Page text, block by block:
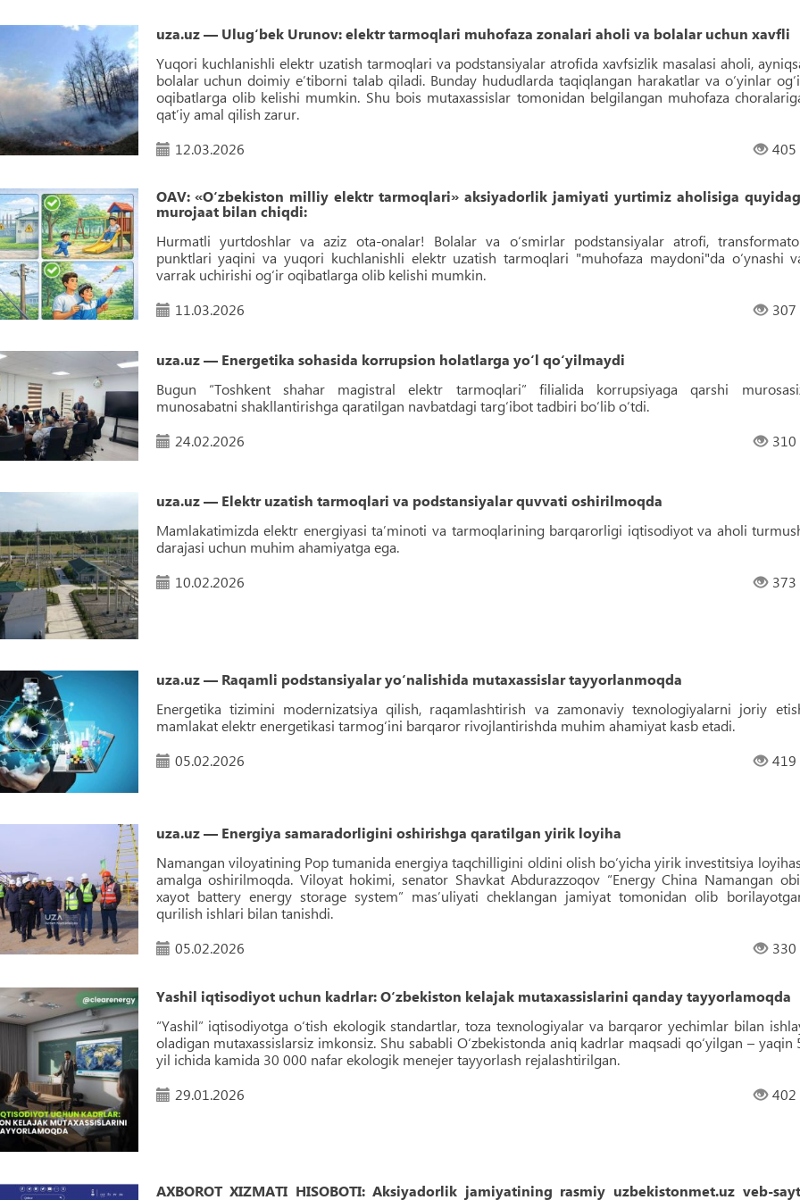
uza.uz — Ulug‘bek Urunov: elektr tarmoqlari muhofaza zonalari aholi va bolalar uchun xavfli
Yuqori kuchlanishli elektr uzatish tarmoqlari va podstansiyalar atrofida xavfsizlik masalasi aholi,
bolalar uchun doimiy e’tiborni talab qiladi. Bunday hududlarda taqiqlangan harakatlar va o‘yinlar
oqibatlarga olib kelishi mumkin. Shu bois mutaxassislar tomonidan belgilangan muhofaza
qat’iy amal qilish zarur.
12.03.2026
405
OAV: «O‘zbekiston milliy elektr tarmoqlari» aksiyadorlik jamiyati yurtimiz aholisiga
murojaat bilan chiqdi:
Hurmatli yurtdoshlar va aziz ota-onalar! Bolalar va o‘smirlar podstansiyalar atrofi,
punktlari yaqini va yuqori kuchlanishli elektr uzatish tarmoqlari "muhofaza maydoni"da o‘ynashi
varrak uchirishi og‘ir oqibatlarga olib kelishi mumkin.
11.03.2026
307
uza.uz — Energetika sohasida korrupsion holatlarga yo‘l qo‘yilmaydi
Bugun “Toshkent shahar magistral elektr tarmoqlari” filialida korrupsiyaga qarshi
munosabatni shakllantirishga qaratilgan navbatdagi targ‘ibot tadbiri bo‘lib o‘tdi.
24.02.2026
310
uza.uz — Elektr uzatish tarmoqlari va podstansiyalar quvvati oshirilmoqda
Mamlakatimizda elektr energiyasi ta’minoti va tarmoqlarining barqarorligi iqtisodiyot va aholi
darajasi uchun muhim ahamiyatga ega.
10.02.2026
373
uza.uz — Raqamli podstansiyalar yo‘nalishida mutaxassislar tayyorlanmoqda
Energetika tizimini modernizatsiya qilish, raqamlashtirish va zamonaviy texnologiyalarni joriy
mamlakat elektr energetikasi tarmog‘ini barqaror rivojlantirishda muhim ahamiyat kasb etadi.
05.02.2026
419
uza.uz — Energiya samaradorligini oshirishga qaratilgan yirik loyiha
Namangan viloyatining Pop tumanida energiya taqchilligini oldini olish bo‘yicha yirik investitsiya
amalga oshirilmoqda. Viloyat hokimi, senator Shavkat Abdurazzoqov “Energy China Namangan
xayot battery energy storage system” masʼuliyati cheklangan jamiyat tomonidan olib
qurilish ishlari bilan tanishdi.
05.02.2026
330
Yashil iqtisodiyot uchun kadrlar: O‘zbekiston kelajak mutaxassislarini qanday tayyorlamoqda
“Yashil” iqtisodiyotga o‘tish ekologik standartlar, toza texnologiyalar va barqaror yechimlar bilan
oladigan mutaxassislarsiz imkonsiz. Shu sababli O‘zbekistonda aniq kadrlar maqsadi qo‘yilgan – yaqin
yil ichida kamida 30 000 nafar ekologik menejer tayyorlash rejalashtirilgan.
29.01.2026
402
AXBOROT XIZMATI HISOBOTI: Aksiyadorlik jamiyatining rasmiy uzbekistonmet.uz veb-